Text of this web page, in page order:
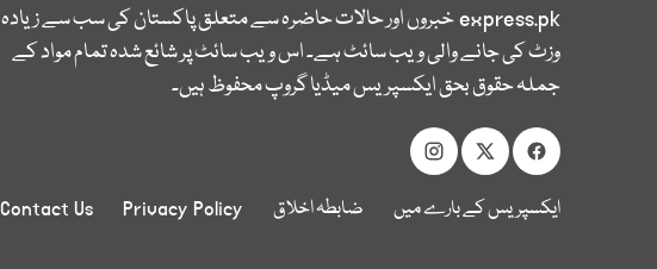
express.pkخبروں اور حالات حاضرہ سے متعلق پاکستان کی سب سے زیادہ
وزٹ کی جانے والی ویب سائٹ ہے۔ اس ویب سائٹ پر شائع شدہ تمام مواد کے
جملہ حقوق بحق ایکسپریس میڈیا گروپ محفوظ ہیں۔
ایکسپریس کے بارے میں ضابطہ اخلاق Privacy Policy
Contact Us